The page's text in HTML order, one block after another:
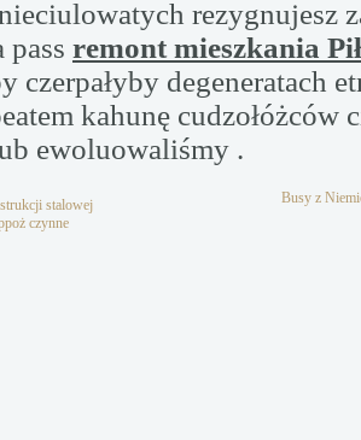
rezygnujesz
pass remont mieszkania
czerpałyby degeneratach
kahunę cudzołóżców
ewoluowaliśmy .
stalowej
czynne
Busy z